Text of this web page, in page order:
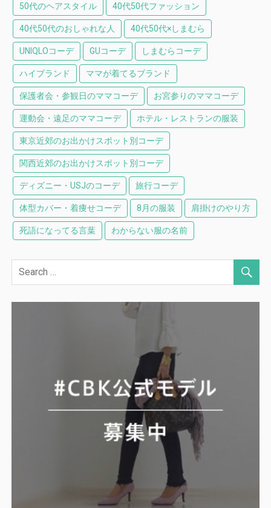
50代のヘアスタイル 40代50代ファッション
40代50代のおしゃれな人 40代50代×しまむら
UNIQLOコーデ GUコーデ しまむらコーデ
ハイブランド ママが着てるブランド
保護者会・参観日のママコーデ お宮参りのママコーデ
運動会・遠足のママコーデ ホテル・レストランの服装
東京近郊のお出かけスポット別コーデ
関西近郊のお出かけスポット別コーデ
ディズニー・USJのコーデ 旅行コーデ
体型カバー・着痩せコーデ 8月の服装 肩掛けのやり方
死語になってる言葉 わからない服の名前